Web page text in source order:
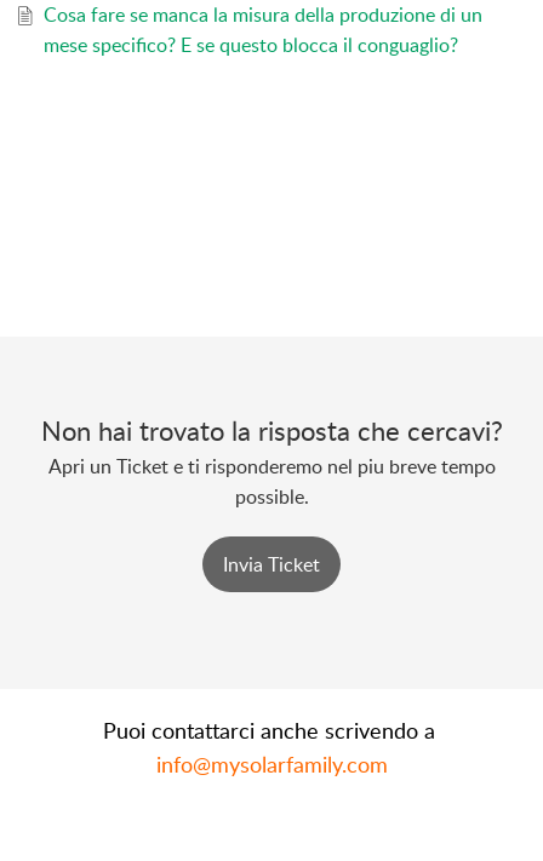
Cosa fare se manca la misura della produzione di un
mese specifico? E se questo blocca il conguaglio?
Non hai trovato la risposta che cercavi?
Apri un Ticket e ti risponderemo nel piu breve tempo
possible.
Invia Ticket
Puoi contattarci anche scrivendo a
info@mysolarfamily.com